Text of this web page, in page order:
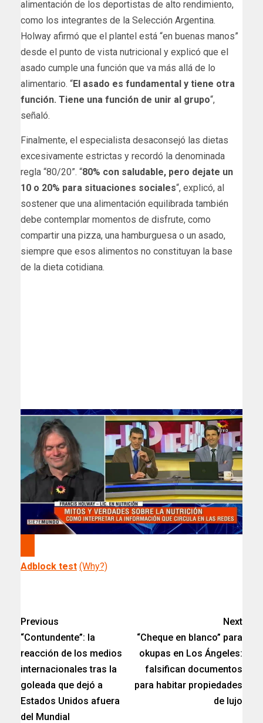
alimentación de los deportistas de alto rendimiento,
como los integrantes de la Selección Argentina.
Holway afirmó que el plantel está “en buenas manos”
desde el punto de vista nutricional y explicó que el
asado cumple una función que va más allá de lo
alimentario. “El asado es fundamental y tiene otra
función. Tiene una función de unir al grupo“,
señaló.
Finalmente, el especialista desaconsejó las dietas
excesivamente estrictas y recordó la denominada
regla “80/20”. “80% con saludable, pero dejate un
10 o 20% para situaciones sociales“, explicó, al
sostener que una alimentación equilibrada también
debe contemplar momentos de disfrute, como
compartir una pizza, una hamburguesa o un asado,
siempre que esos alimentos no constituyan la base
de la dieta cotidiana.
Adblock test (Why?)
Previous
“Contundente”: la
reacción de los medios
internacionales tras la
goleada que dejó a
Estados Unidos afuera
del Mundial
Next
“Cheque en blanco” para
okupas en Los Ángeles:
falsifican documentos
para habitar propiedades
de lujo